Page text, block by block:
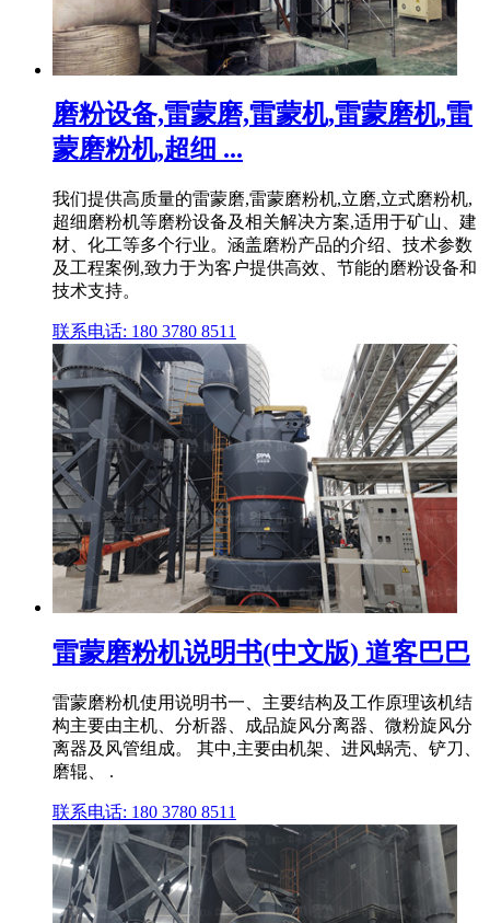
磨粉设备,雷蒙磨,雷蒙机,雷蒙磨机,雷
蒙磨粉机,超细 ...
我们提供高质量的雷蒙磨,雷蒙磨粉机,立磨,立式磨粉机,
超细磨粉机等磨粉设备及相关解决方案,适用于矿山、建
材、化工等多个行业。涵盖磨粉产品的介绍、技术参数
及工程案例,致力于为客户提供高效、节能的磨粉设备和
技术支持。
联系电话: 180 3780 8511
雷蒙磨粉机说明书(中文版) 道客巴巴
雷蒙磨粉机使用说明书一、主要结构及工作原理该机结
构主要由主机、分析器、成品旋风分离器、微粉旋风分
离器及风管组成。 其中,主要由机架、进风蜗壳、铲刀、
磨辊、 .
联系电话: 180 3780 8511